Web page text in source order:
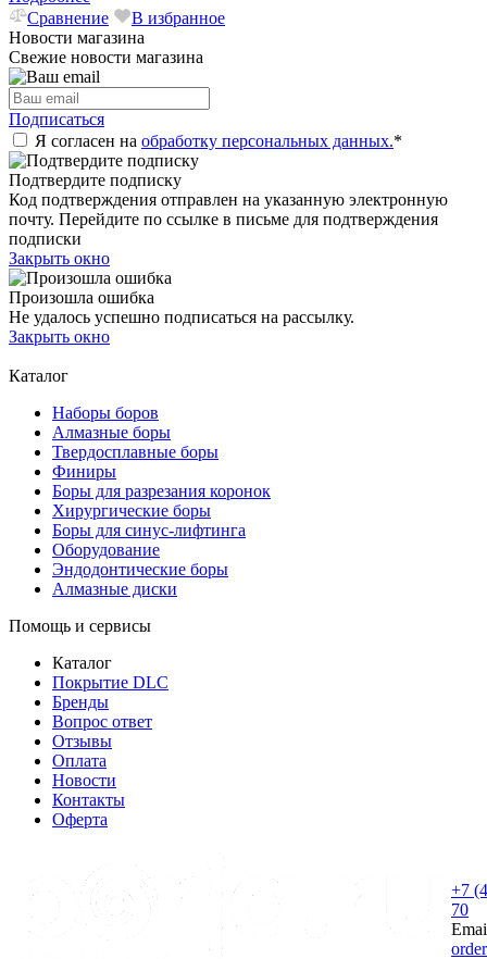
Сравнение
В избранное
Новости магазина
Свежие новости магазина
Подписаться
Я согласен на обработку персональных данных.*
Подтвердите подписку
Код подтверждения отправлен на указанную электронную
почту. Перейдите по ссылке в письме для подтверждения
подписки
Закрыть окно
Произошла ошибка
Не удалось успешно подписаться на рассылку.
Закрыть окно
Каталог
Наборы боров
Алмазные боры
Твердосплавные боры
Финиры
Боры для разрезания коронок
Хирургические боры
Боры для синус-лифтинга
Оборудование
Эндодонтические боры
Алмазные диски
Помощь и сервисы
Каталог
Покрытие DLC
Бренды
Вопрос ответ
Отзывы
Оплата
Новости
Контакты
Оферта
+7
70